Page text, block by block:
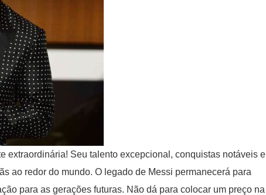
extraordinária! Seu talento excepcional, conquistas notáveis ​​e
ao redor do mundo. O legado de Messi permanecerá para
para as gerações futuras. Não dá para colocar um preço na